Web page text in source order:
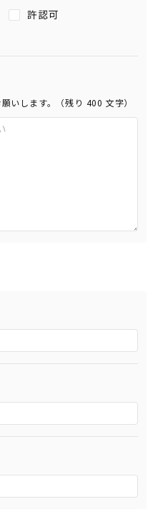
許認可
いします。（残り 400 文字）